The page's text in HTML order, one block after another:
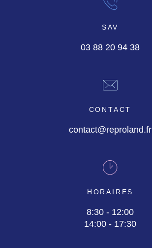
SAV
03 88 20 94 38
CONTACT
contact@reproland.fr
HORAIRES
8:30 - 12:00
14:00 - 17:30